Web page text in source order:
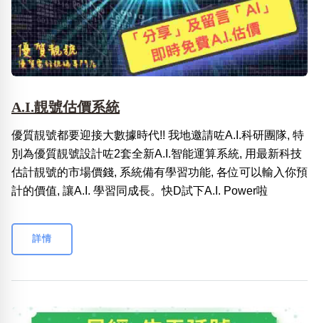
A.I.靚號估價系統
優質靚號都要迎接大數據時代!! 我地邀請咗A.I.科研團隊, 特
別為優質靚號設計咗2套全新A.I.智能運算系統, 用最新科技
估計靚號的市場價錢, 系統備有學習功能, 各位可以輸入你預
計的價值, 讓A.I. 學習同成長。快D試下A.I. Power啦
詳情